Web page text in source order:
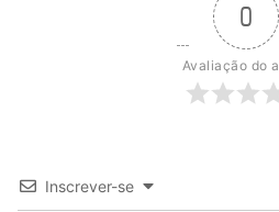
0
Avaliação do
Inscrever-se